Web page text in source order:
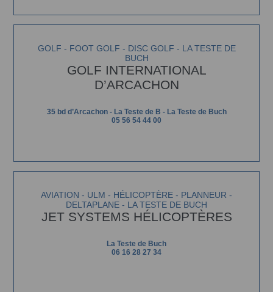
GOLF - FOOT GOLF - DISC GOLF - LA TESTE DE
BUCH
GOLF INTERNATIONAL
D’ARCACHON
35 bd d’Arcachon - La Teste de B - La Teste de Buch
05 56 54 44 00
AVIATION - ULM - HÉLICOPTÈRE - PLANNEUR -
DELTAPLANE - LA TESTE DE BUCH
JET SYSTEMS HÉLICOPTÈRES
La Teste de Buch
06 16 28 27 34